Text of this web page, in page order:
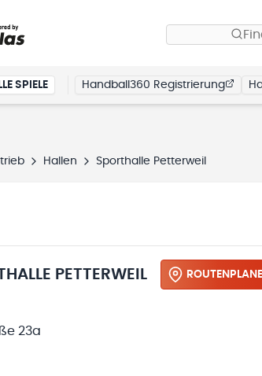
SPIELE Handball360 Registrierung
Hallen Sporthalle Petterweil
PETTERWEIL
23a